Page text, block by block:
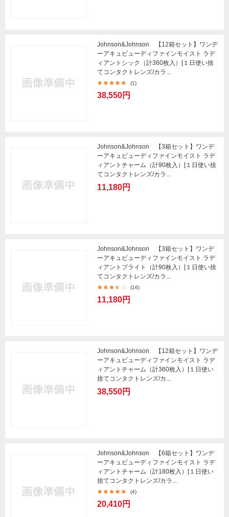
Johnson&Johnson 【12箱セット】ワンデ
ーアキュビューディファインモイスト ラデ
ィアントシック（計360枚入）[１日使い捨
てコンタクトレンズ/カラ...
(1)
38,550円
Johnson&Johnson 【3箱セット】ワンデ
ーアキュビューディファインモイスト ラデ
ィアントチャーム（計90枚入）[１日使い捨
てコンタクトレンズ/カラ...
11,180円
Johnson&Johnson 【3箱セット】ワンデ
ーアキュビューディファインモイスト ラデ
ィアントブライト（計90枚入）[１日使い捨
てコンタクトレンズ/カラ...
(16)
11,180円
Johnson&Johnson 【12箱セット】ワンデ
ーアキュビューディファインモイスト ラデ
ィアントチャーム（計360枚入）[１日使い
捨てコンタクトレンズ/カ...
38,550円
Johnson&Johnson 【6箱セット】ワンデ
ーアキュビューディファインモイスト ラデ
ィアントチャーム（計180枚入）[１日使い
捨てコンタクトレンズ/カラ...
(4)
20,410円